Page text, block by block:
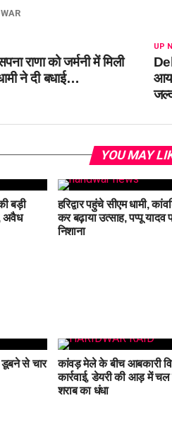
UP
राणा को जर्मनी में मिली
ने दी बधाई…
YOU MAY
बड़ी
अवैध
हरिद्वार पहुंचे सीएम धामी,
कर बढ़ाया उत्साह, पप्पू यादव
निशाना
डूबने से चार
कांवड़ मेले के बीच आबकारी
कार्रवाई, डेयरी की आड़ में
शराब का धंधा